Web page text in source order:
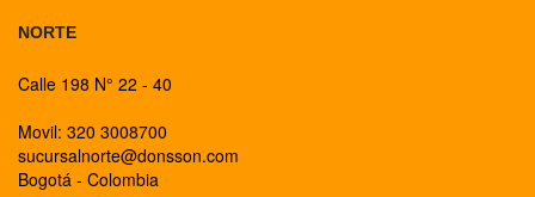
NORTE
Calle 198 N° 22 - 40
Movil: 320 3008700
sucursalnorte@donsson.com
Bogotá - Colombia